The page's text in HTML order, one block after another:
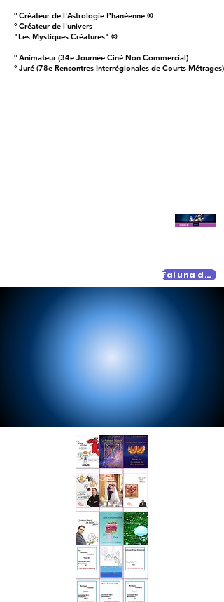
° Créateur de l'Astrologie Phanéenne ®
° Créateur de l'univers
"Les Mystiques Créatures" ©
° Animateur (34e Journée Ciné Non Commercial)
° Juré (78e Rencontres Interrégionales de Courts-Métrages)
Fai una donazione